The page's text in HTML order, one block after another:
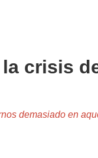
crisis
demasiado en